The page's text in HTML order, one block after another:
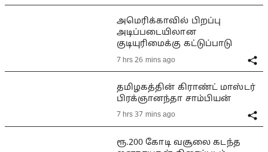
அமெரிக்காவில் பிறப்பு
அடிப்படையிலான
குடியுரிமைக்கு கட்டுப்பாடு
7 hrs 26 mins ago
தமிழகத்தின் கிராண்ட் மாஸ்டர்
பிரக்ஞானந்தா சாம்பியன்
7 hrs 37 mins ago
ரூ.200 கோடி வசூலை கடந்த